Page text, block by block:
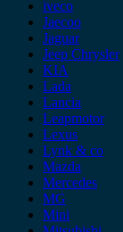
iveco
Jaecoo
Jaguar
Jeep Chrysler
KIA
Lada
Lancia
Leapmotor
Lexus
Lynk & co
Mazda
Mercedes
MG
Mini